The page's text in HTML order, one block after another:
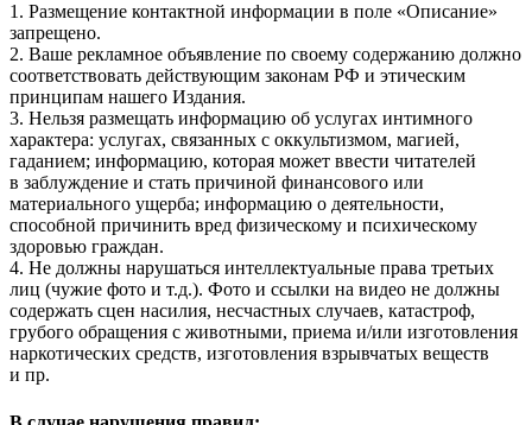
1. Размещение контактной информации в поле «Описание»
запрещено.
2. Ваше рекламное объявление по своему содержанию должно
соответствовать действующим законам РФ и этическим
принципам нашего Издания.
3. Нельзя размещать информацию об услугах интимного
характера: услугах, связанных с оккультизмом, магией,
гаданием; информацию, которая может ввести читателей
в заблуждение и стать причиной финансового или
материального ущерба; информацию о деятельности,
способной причинить вред физическому и психическому
здоровью граждан.
4. Не должны нарушаться интеллектуальные права третьих
лиц (чужие фото и т.д.). Фото и ссылки на видео не должны
содержать сцен насилия, несчастных случаев, катастроф,
грубого обращения с животными, приема и/или изготовления
наркотических средств, изготовления взрывчатых веществ
и пр.